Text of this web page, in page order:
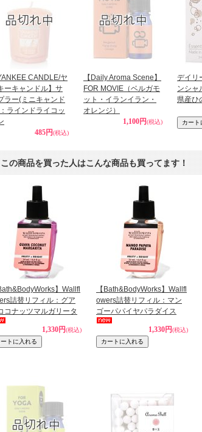
CANDLE/ヤ
ーキャンドル】サ
ラー(ミニキャンド
ラインドライコッ
485円(税込)
【Daily Aroma Scene】
FOR MOVIE（ベルガモ
ット・イランイラン・
オレンジ）
1,100円(税込)
デイリ
ンシャ
県産ひ
この商品を買った人はこんな商品も買ってます！
】Wallfl
詰替リフィル：グア
コナッツマルガリータ
1,330円(税込)
【Bath&BodyWorks】Wallfl
owers詰替リフィル：マン
ゴーパパイヤパラダイス
1,330円(税込)